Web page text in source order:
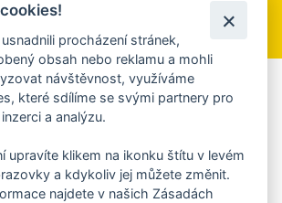
Přihlásit se k odběru
Mobilní rozhlas
do svého mobilu či mailu upozornění na
na kulturní a sportovní akce?
informací o aplikaci
procházení stránek,
obsah nebo reklamu a mohli
návštěvnost, využíváme
které sdílíme se svými partnery pro
a analýzu.
upravíte klikem na ikonku štítu v levém
a kdykoliv jej můžete změnit.
najdete v našich Zásadách